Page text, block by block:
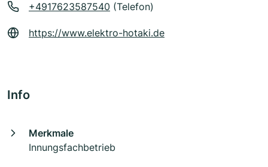
+4917623587540 (Telefon)
https://www.elektro-hotaki.de
Info
Merkmale
Innungsfachbetrieb